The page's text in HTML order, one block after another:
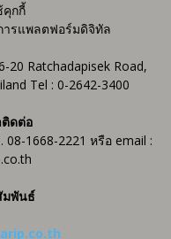
คุกกี้
ารแพลตฟอร์มดิจิทัล
20 Ratchadapisek Road,
Tel : 0-2642-3400
ดต่อ
1668-2221 หรือ email :
มพันธ์